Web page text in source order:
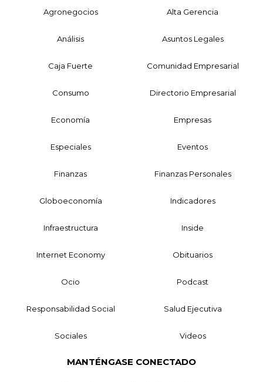
Agronegocios Alta Gerencia
Análisis Asuntos Legales
Caja Fuerte Comunidad Empresarial
Consumo Directorio Empresarial
Economía Empresas
Especiales Eventos
Finanzas Finanzas Personales
Globoeconomía Indicadores
Infraestructura Inside
Internet Economy Obituarios
Ocio Podcast
Responsabilidad Social Salud Ejecutiva
Sociales Videos
MANTÉNGASE CONECTADO